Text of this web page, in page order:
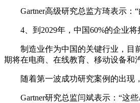
Gartner高级研究总监方琦表示：“
4、到2029年，中国60%的企业将
制造业作为中国的关键行业，目前
期将在电商、在线教育、移动设备和
随着第一波成功研究案例的出现，
Gartner研究总监闫斌表示：“这些